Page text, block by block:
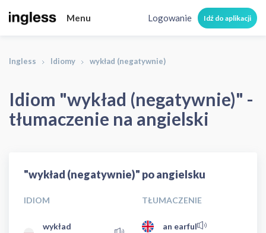
Menu Logowanie Idź do aplikacji
Ingless Idiomy wykład (negatywnie)
Idiom "wykład (negatywnie)" -
tłumaczenie na angielski
"wykład (negatywnie)" po angielsku
IDIOM TŁUMACZENIE
wykład
an earful